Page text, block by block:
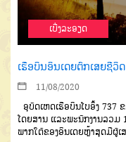
ເບີ່ງລະອຽດ
ເຮືອບິນອິນເດຍຕົກເສຍຊີວິ
11/08/2020
ອຸບັດເຫດເຮືອບິນໂບອິ້ງ 737
ໂດຍສານ ແລະພະນັກງານລວມ
ພາກໃຕ້ຂອງອິນເດຍຫຼ້າສຸດມີຜູ້ເ